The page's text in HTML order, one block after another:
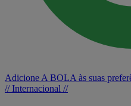
Adicione A BOLA às suas
// Internacional //